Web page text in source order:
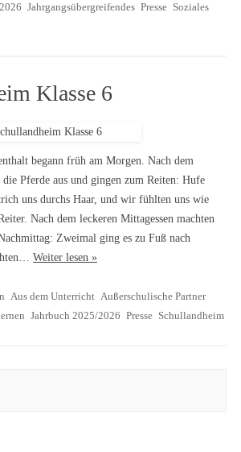
Jahrgangsübergreifendes Presse Soziales
Klasse 6
begann früh am Morgen. Nach dem
Pferde aus und gingen zum Reiten: Hufe
uns durchs Haar, und wir fühlten uns wie
Nach dem leckeren Mittagessen machten
Zweimal ging es zu Fuß nach
Weiter lesen »
Aus dem Unterricht Außerschulische Partner
Jahrbuch 2025/2026 Presse Schullandheim